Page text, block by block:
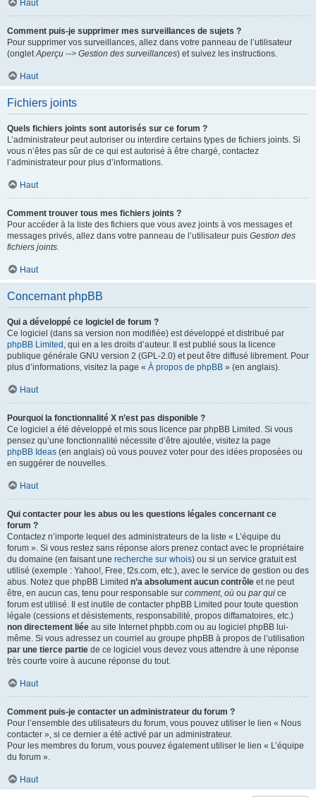
Haut
Comment puis-je supprimer mes surveillances de sujets ?
Pour supprimer vos surveillances, allez dans votre panneau de l’utilisateur
(ongletAperçu --> Gestion des surveillances) et suivez les instructions.
Haut
Fichiers joints
Quels fichiers joints sont autorisés sur ce forum ?
L’administrateur peut autoriser ou interdire certains types de fichiers joints. Si
vous n’êtes pas sûr de ce qui est autorisé à être chargé, contactez
l’administrateur pour plus d’informations.
Haut
Comment trouver tous mes fichiers joints ?
Pour accéder à la liste des fichiers que vous avez joints à vos messages et
messages privés, allez dans votre panneau de l’utilisateur puis Gestion des
fichiers joints.
Haut
Concernant phpBB
Qui a développé ce logiciel de forum ?
Ce logiciel (dans sa version non modifiée) est développé et distribué par
phpBB Limited , qui en a les droits d’auteur. Il est publié sous la licence
publique générale GNU version 2 (GPL-2.0) et peut être diffusé librement. Pour
plus d’informations, visitez la page « À propos de phpBB » (en anglais).
Haut
Pourquoi la fonctionnalité X n’est pas disponible ?
Ce logiciel a été développé et mis sous licence par phpBB Limited. Si vous
pensez qu’une fonctionnalité nécessite d’être ajoutée, visitez la page
phpBB Ideas (en anglais) où vous pouvez voter pour des idées proposées ou
en suggérer de nouvelles.
Haut
Qui contacter pour les abus ou les questions légales concernant ce
forum ?
Contactez n’importe lequel des administrateurs de la liste « L’équipe du
forum ». Si vous restez sans réponse alors prenez contact avec le propriétaire
du domaine (en faisant une recherche sur whois) ou si un service gratuit est
utilisé (exemple : Yahoo!, Free, f2s.com, etc.), avec le service de gestion ou des
abus. Notez que phpBB Limited n’a absolument aucun contrôle et ne peut
être, en aucun cas, tenu pour responsable sur comment, où ou par qui ce
forum est utilisé. Il est inutile de contacter phpBB Limited pour toute question
légale (cessions et désistements, responsabilité, propos diffamatoires, etc.)
non directement liée au site Internet phpbb.com ou au logiciel phpBB lui-
même. Si vous adressez un courriel au groupe phpBB à propos de l’utilisation
par une tierce partie de ce logiciel vous devez vous attendre à une réponse
très courte voire à aucune réponse du tout.
Haut
Comment puis-je contacter un administrateur du forum ?
Pour l’ensemble des utilisateurs du forum, vous pouvez utiliser le lien « Nous
contacter », si ce dernier a été activé par un administrateur.
Pour les membres du forum, vous pouvez également utiliser le lien « L’équipe
du forum ».
Haut